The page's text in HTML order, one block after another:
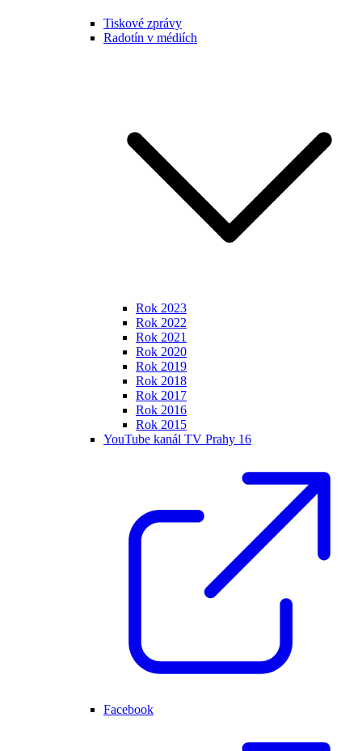
Tiskové zprávy
Radotín v médiích
Rok 2023
Rok 2022
Rok 2021
Rok 2020
Rok 2019
Rok 2018
Rok 2017
Rok 2016
Rok 2015
YouTube kanál TV Prahy 16
Facebook